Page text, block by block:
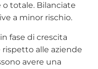
totale. Bilanciate
a minor rischio.
fase di crescita
alle aziende
avere una